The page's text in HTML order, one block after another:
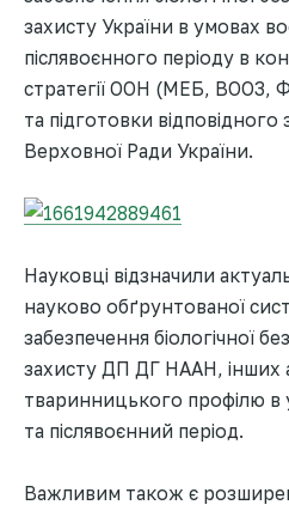
захисту України в умовах
післявоєнного періоду в
стратегії ООН (МЕБ, ВООЗ,
та підготовки
Верховної Ради України.
Науковці відзначили
науково обґрунтованої
забезпечення біологічної
захисту ДП ДГ НААН, інших
тваринницького профілю в
та післявоєнний період.
Важливим також є